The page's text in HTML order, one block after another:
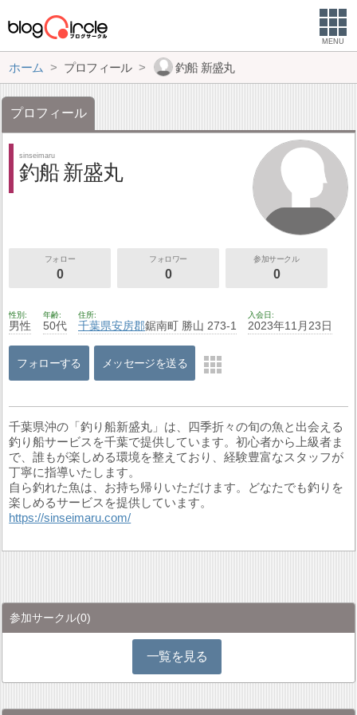
MENU
ホーム プロフィール 釣船 新盛丸
プロフィール
sinseimaru
釣船 新盛丸
フォロー
0
フォロワー
0
参加サークル
0
性別
男性
年齢
50代
住所
千葉県安房郡鋸南町 勝山 273-1
入会日
2023年11月23日
フォローする メッセージを送る
千葉県沖の「釣り船新盛丸」は、四季折々の旬の魚と出会える
釣り船サービスを千葉で提供しています。初心者から上級者ま
で、誰もが楽しめる環境を整えており、経験豊富なスタッフが
丁寧に指導いたします。
自ら釣れた魚は、お持ち帰りいただけます。どなたでも釣りを
楽しめるサービスを提供しています。
https://sinseimaru.com/
参加サークル(0)
一覧を見る